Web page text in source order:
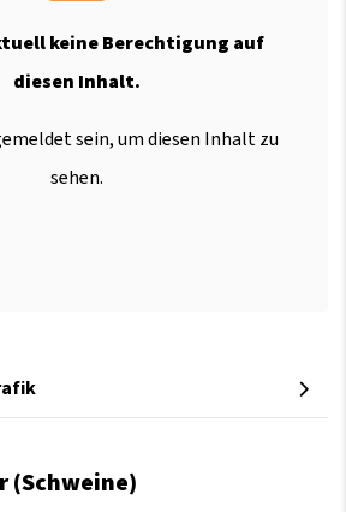
keine Berechtigung auf
diesen Inhalt.
sein, um diesen Inhalt zu
sehen.
(Schweine)